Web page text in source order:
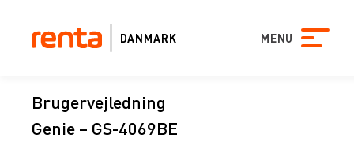
DANMARK MENU
Brugervejledning
Genie – GS-4069BE